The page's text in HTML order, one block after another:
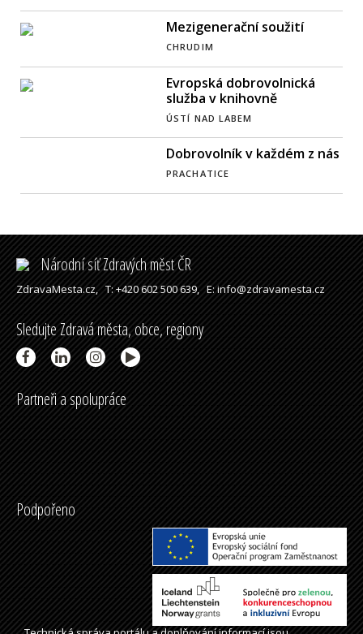
Mezigenerační soužití
CHRUDIM
Evropská dobrovolnická
služba v knihovně
ÚSTÍ NAD LABEM
Dobrovolník v každém z nás
PRACHATICE
Národní síť Zdravých měst ČR
ZdravaMesta.cz,T: +420 602 500 639,E: info@zdravamesta.cz
Sledujte Zdravá města, obce, regiony
Partneři a spolupráce
Podpořeno